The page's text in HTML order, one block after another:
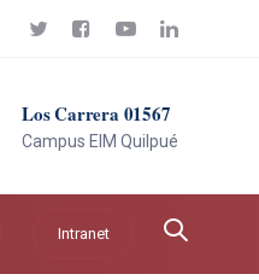
Los Carrera 01567
Campus EIM Quilpué
Intranet